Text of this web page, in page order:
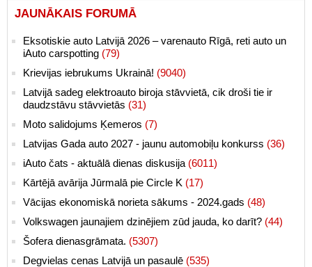
JAUNĀKAIS FORUMĀ
Eksotiskie auto Latvijā 2026 – varenauto Rīgā, reti auto un
iAuto carspotting (79)
Krievijas iebrukums Ukrainā! (9040)
Latvijā sadeg elektroauto biroja stāvvietā, cik droši tie ir
daudzstāvu stāvvietās (31)
Moto salidojums Ķemeros (7)
Latvijas Gada auto 2027 - jaunu automobiļu konkurss (36)
iAuto čats - aktuālā dienas diskusija (6011)
Kārtējā avārija Jūrmalā pie Circle K (17)
Vācijas ekonomiskā norieta sākums - 2024.gads (48)
Volkswagen jaunajiem dzinējiem zūd jauda, ko darīt? (44)
Šofera dienasgrāmata. (5307)
Degvielas cenas Latvijā un pasaulē (535)